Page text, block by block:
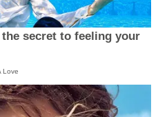
secret to feeling your
Love